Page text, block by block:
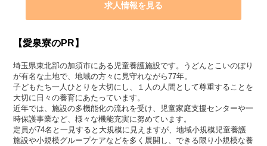
求人情報を見る
【愛泉寮のPR】
埼玉県東北部の加須市にある児童養護施設です。うどんとこいのぼり
が有名な土地で、地域の方々に見守れながら77年。
子どもたち一人ひとりを大切にし、１人の人間として尊重することを
大切に日々の養育にあたっています。
近年では、施設の多機能化の流れを受け、児童家庭支援センターや一
時保護事業など、様々な機能充実に努めています。
定員が74名と一見すると大規模に見えますが、地域小規模児童養護
施設や小規模グループケアなどを多く展開し、できる限り小規模な養